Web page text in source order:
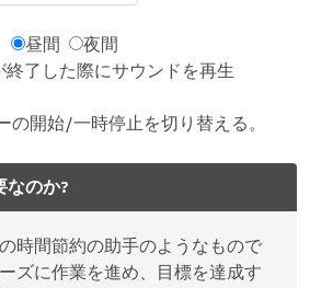
昼間
夜間
終了した際にサウンドを再生
の開始/一時停止を切り替える。
なのか?
時間節約の助手のようなもので
ズに作業を進め、目標を達成す